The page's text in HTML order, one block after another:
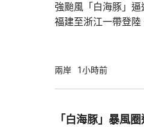
強颱風「白海豚」
福建至浙江一帶登陸
是一家人的兩名成人
石塘鎮政府證實事
兩岸 1小時前
「白海豚」暴風